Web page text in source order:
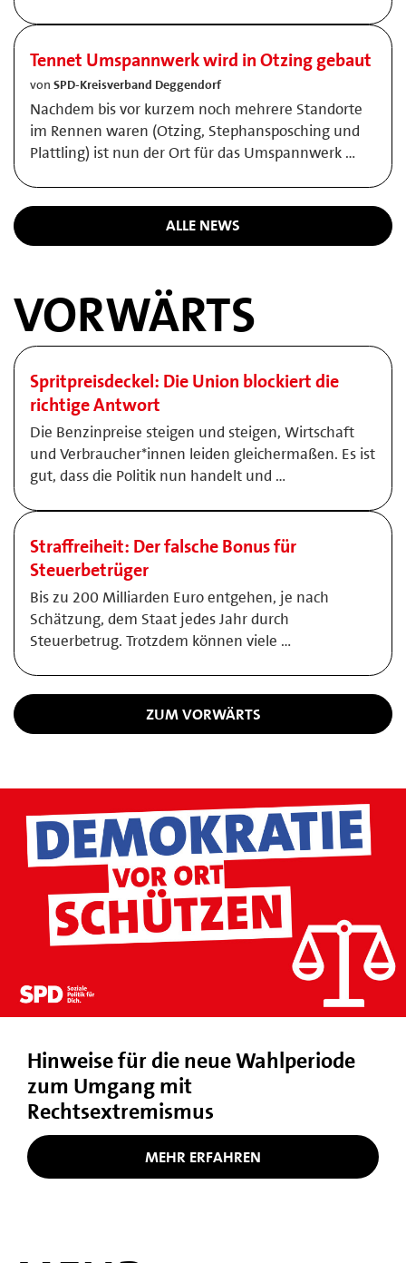
Tennet Umspannwerk wird in Otzing gebaut
von SPD-Kreisverband Deggendorf
Nachdem bis vor kurzem noch mehrere Standorte
im Rennen waren (Otzing, Stephansposching und
Plattling) ist nun der Ort für das Umspannwerk …
ALLE NEWS
VORWÄRTS
Spritpreisdeckel: Die Union blockiert die
richtige Antwort
Die Benzinpreise steigen und steigen, Wirtschaft
und Verbraucher*innen leiden gleichermaßen. Es ist
gut, dass die Politik nun handelt und …
Straffreiheit: Der falsche Bonus für
Steuerbetrüger
Bis zu 200 Milliarden Euro entgehen, je nach
Schätzung, dem Staat jedes Jahr durch
Steuerbetrug. Trotzdem können viele …
ZUM VORWÄRTS
Hinweise für die neue Wahlperiode
zum Umgang mit
Rechtsextremismus
MEHR ERFAHREN